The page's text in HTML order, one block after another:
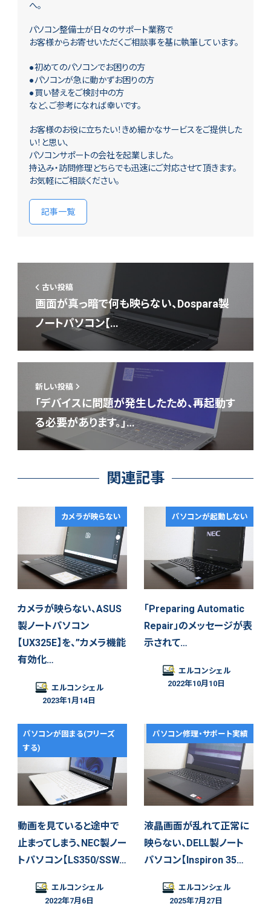
へ。
パソコン整備士が日々のサポート業務で
お客様からお寄せいただくご相談事を基に執筆しています。
●初めてのパソコンでお困りの方
●パソコンが急に動かずお困りの方
●買い替えをご検討中の方
など、ご参考になれば幸いです。
お客様のお役に立ちたい！きめ細かなサービスをご提供した
い！と思い、
パソコンサポートの会社を起業しました。
持込み・訪問修理どちらでも迅速にご対応させて頂きます。
お気軽にご相談ください。
記事一覧
古い投稿
画面が真っ暗で何も映らない、Dospara製
ノートパソコン【…
新しい投稿
「デバイスに問題が発生したため、再起動す
る必要があります。」…
関連記事
カメラが映らない
カメラが映らない、ASUS
製ノートパソコン
【UX325E】を、”カメラ機能
有効化…
エルコンシェル
2023年1月14日
パソコンが起動しない
「Preparing Automatic
Repair」のメッセージが表
示されて…
エルコンシェル
2022年10月10日
パソコンが固まる(フリーズ
する)
動画を見ていると途中で
止まってしまう、NEC製ノー
トパソコン【LS350/SSW…
エルコンシェル
2022年7月6日
パソコン修理・サポート実績
液晶画面が乱れて正常に
映らない、DELL製ノート
パソコン【Inspiron 35…
エルコンシェル
2025年7月27日